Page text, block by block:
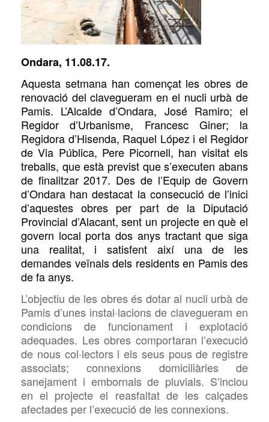
Ondara, 11.08.17.
Aquesta setmana han començat les obres de
renovació del clavegueram en el nucli urbà de
Pamis. L’Alcalde d’Ondara, José Ramiro; el
Regidor d’Urbanisme, Francesc Giner; la
Regidora d’Hisenda, Raquel López i el Regidor
de Via Pública, Pere Picornell, han visitat els
treballs, que està previst que s’executen abans
de finalitzar 2017. Des de l’Equip de Govern
d’Ondara han destacat la consecució de l’inici
d’aquestes obres per part de la Diputació
Provincial d’Alacant, sent un projecte en què el
govern local porta dos anys tractant que siga
una realitat, i satisfent així una de les
demandes veïnals dels residents en Pamis des
de fa anys.
L’objectiu de les obres és dotar al nucli urbà de
Pamis d’unes instal·lacions de clavegueram en
condicions de funcionament i explotació
adequades. Les obres comportaran l’execució
de nous col·lectors i els seus pous de registre
associats; connexions domiciliàries de
sanejament i embornals de pluvials. S’inclou
en el projecte el reasfaltat de les calçades
afectades per l’execució de les connexions.